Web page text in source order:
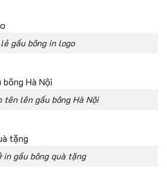
gấu bông in logo
tên lên gấu bông Hà Nội
in gấu bông quà tặng